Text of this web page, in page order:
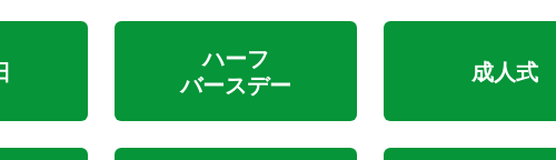
ハーフ
バースデー
成人式